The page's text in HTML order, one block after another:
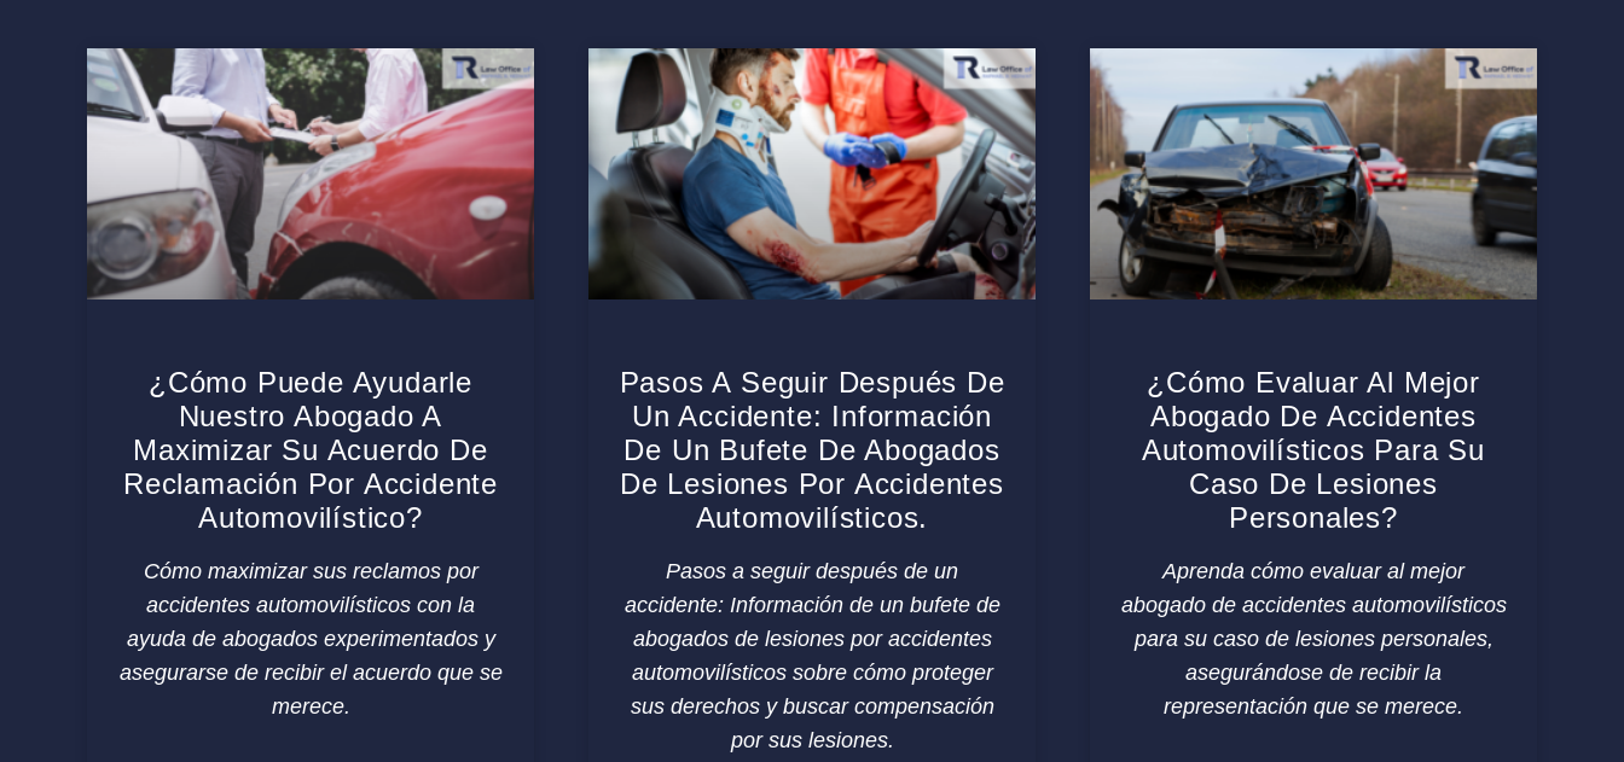
¿Cómo Puede Ayudarle
Nuestro Abogado A
Maximizar Su Acuerdo De
Reclamación Por Accidente
Automovilístico?
Cómo maximizar sus reclamos por
accidentes automovilísticos con la
ayuda de abogados experimentados y
asegurarse de recibir el acuerdo que se
merece.
Pasos A Seguir Después De
Un Accidente: Información
De Un Bufete De Abogados
De Lesiones Por Accidentes
Automovilísticos.
Pasos a seguir después de un
accidente: Información de un bufete de
abogados de lesiones por accidentes
automovilísticos sobre cómo proteger
sus derechos y buscar compensación
por sus lesiones.
¿Cómo Evaluar Al Mejor
Abogado De Accidentes
Automovilísticos Para Su
Caso De Lesiones
Personales?
Aprenda cómo evaluar al mejor
abogado de accidentes automovilísticos
para su caso de lesiones personales,
asegurándose de recibir la
representación que se merece.